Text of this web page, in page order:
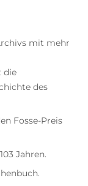
mit mehr
die
des
Fosse-Preis
Jahren.